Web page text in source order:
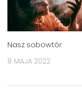
Nasz sobowtór
8 MAJA 2022